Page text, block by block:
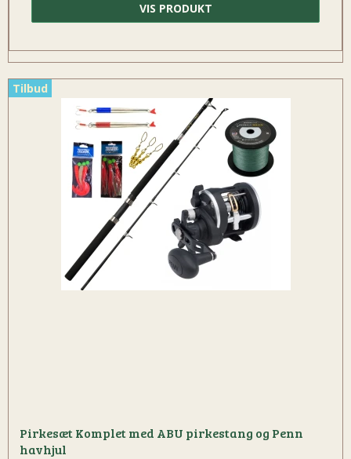
VIS PRODUKT
Tilbud
Pirkesæt Komplet med ABU pirkestang og Penn
havhjul